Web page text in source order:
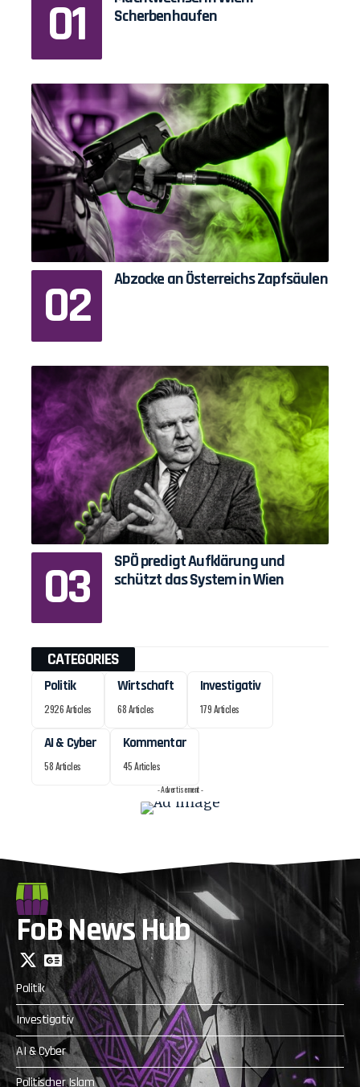
Scherbenhaufen
Abzocke an Österreichs Zapfsäulen
SPÖ predigt Aufklärung und
schützt das System in Wien
CATEGORIES
Politik
2926 Articles
Wirtschaft
68 Articles
Investigativ
179 Articles
AI & Cyber
58 Articles
Kommentar
45 Articles
- Advertisement -
FoB News Hub
Politik
Investigativ
AI & Cyber
Politischer Islam